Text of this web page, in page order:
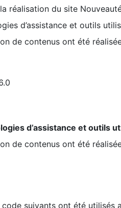
réalisation du site
d’assistance et outils
de contenus ont été
d’assistance et outils
de contenus ont été
suivants ont été utilisés